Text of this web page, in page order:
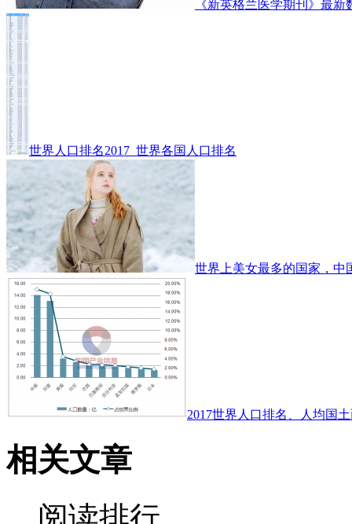
《新英格兰医学期刊》最
世界人口排名2017_世界各国人口排名
世界上美女最多的国家，中
2017世界人口排名、人均国
相关文章
阅读排行